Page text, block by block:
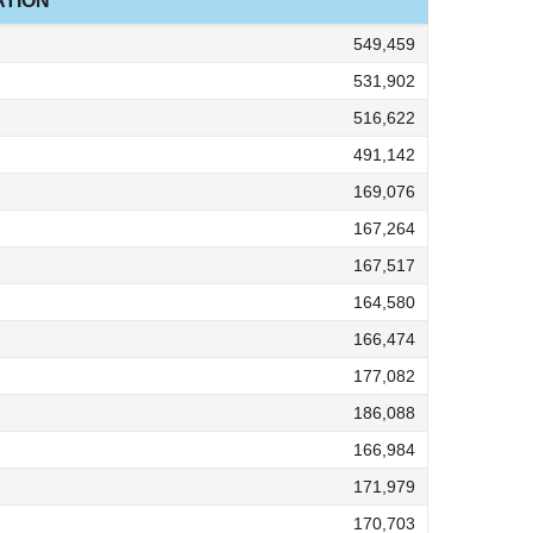
549,459
531,902
516,622
491,142
169,076
167,264
167,517
164,580
166,474
177,082
186,088
166,984
171,979
170,703